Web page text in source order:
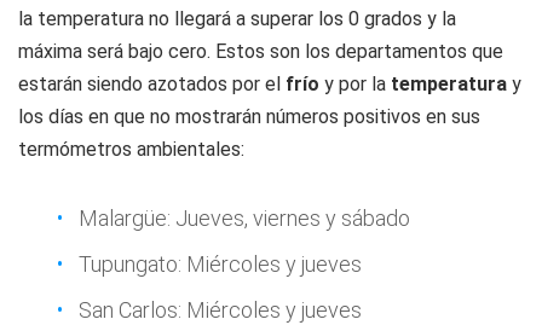
la temperatura no llegará a superar los 0 grados y la
máxima será bajo cero. Estos son los departamentos que
estarán siendo azotados por el frío y por la temperatura y
los días en que no mostrarán números positivos en sus
termómetros ambientales:
Malargüe: Jueves, viernes y sábado
Tupungato: Miércoles y jueves
San Carlos: Miércoles y jueves